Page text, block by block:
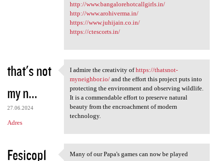
http://www.bangalorehotcallgirls.in/
http://www.arohiverma.in/
https://www.juhijain.co.in/
https://ctescorts.in/
that's not
my n...
27.06.2024
Adres
I admire the creativity of
I admire the creativity ofhttps://thatsnot-
myneighbor.io/and the effort this project puts into
protecting the environment and observing wildlife.
It is a commendable effort to preserve natural
beauty from the encroachment of modern
technology.
Fesicop1
Many of our Papa's games can now be played